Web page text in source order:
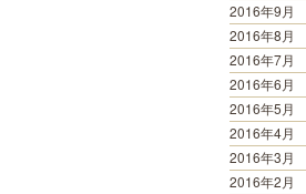
2016年9月
2016年8月
2016年7月
2016年6月
2016年5月
2016年4月
2016年3月
2016年2月